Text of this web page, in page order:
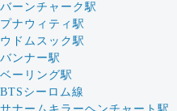
バーンチャーク駅
プナウィティ駅
ウドムスック駅
バンナー駅
ベーリング駅
BTSシーロム線